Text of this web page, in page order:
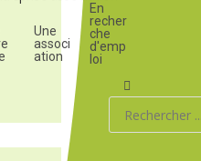
Une
associ
ation
En
recher
che
d'emp
loi